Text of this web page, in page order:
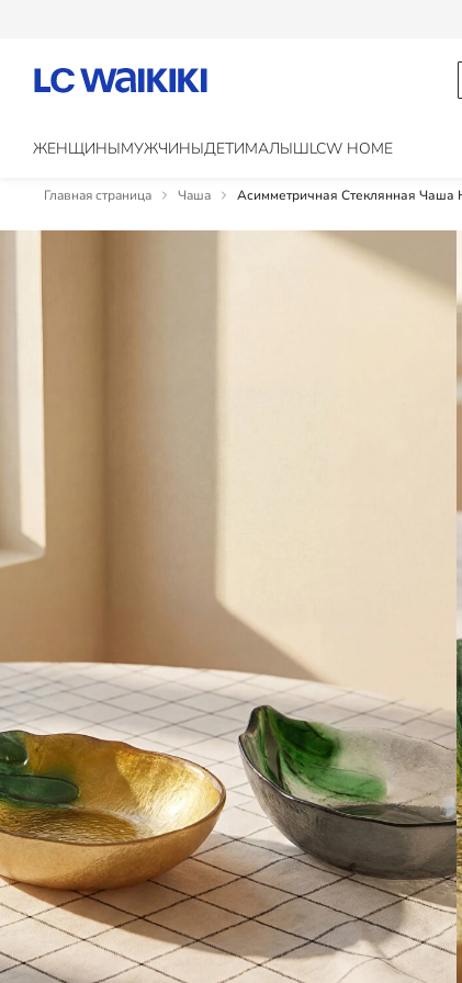
ЖЕНЩИНЫМУЖЧИНЫДЕТИМАЛЫШLCW HOME
Главная страница Чаша Асимметричная Стеклянная Чаша